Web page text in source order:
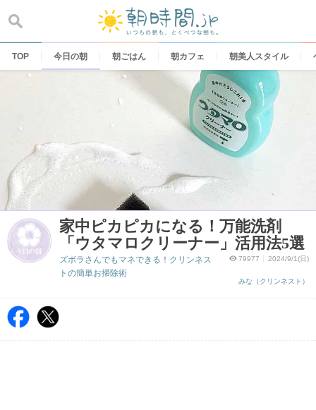
content
TOP 今日の朝 朝ごはん 朝カフェ 朝美人スタイル
家中ピカピカになる！万能洗剤
「ウタマロクリーナー」活用法5選
79977 2024/9/1(日)
みな（クリンネスト）
ズボラさんでもマネできる！クリンネス
トの簡単お掃除術